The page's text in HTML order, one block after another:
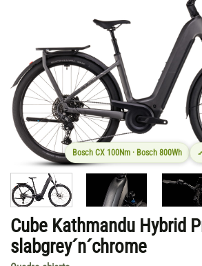
Bosch CX 100Nm · Bosch 800Wh
Cube Kathmandu Hybrid
slabgrey´n´chrome